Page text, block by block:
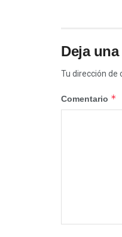
Deja
Tu dirección de
Comentario *